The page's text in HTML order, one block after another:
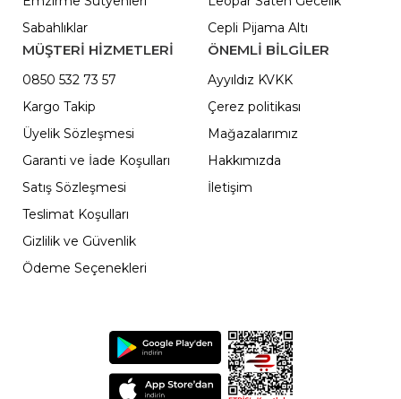
Sabahlıklar
Cepli Pijama Altı
MÜŞTERİ HİZMETLERİ
0850 532 73 57
Kargo Takip
Üyelik Sözleşmesi
Garanti ve İade Koşulları
Satış Sözleşmesi
Teslimat Koşulları
Gizlilik ve Güvenlik
Ödeme Seçenekleri
ÖNEMLI BILGILER
Ayyıldız KVKK
Çerez politikası
Mağazalarımız
Hakkımızda
İletişim